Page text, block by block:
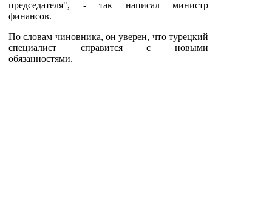
председателя", - так написал министр
финансов.
По словам чиновника, он уверен, что турецкий
специалист справится с новыми
обязанностями.